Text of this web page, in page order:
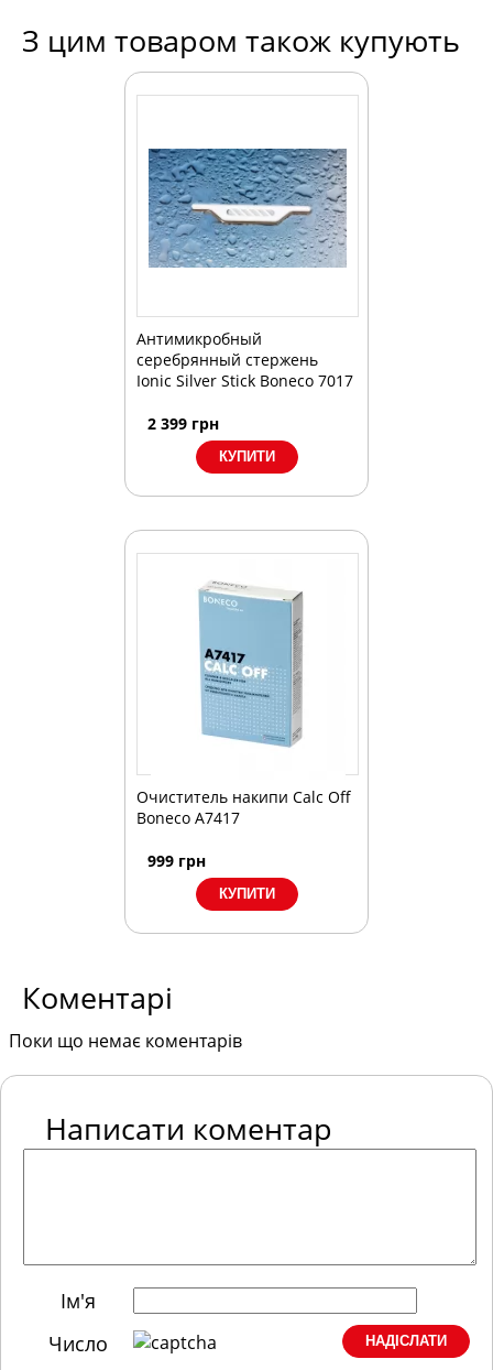
З цим товаром також купують
Антимикробный
серебрянный стержень
Ionic Silver Stick Boneco 7017
2 399 грн
Очиститель накипи Calc Off
Boneco A7417
999 грн
Коментарі
Поки що немає коментарів
Написати коментар
Ім'я
Число